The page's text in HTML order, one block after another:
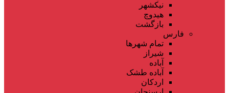
نیکشهر
هیدوچ
بازگشت
فارس
تمام شهر‌ها
شیراز
آباده
آباده طشک
اردکان